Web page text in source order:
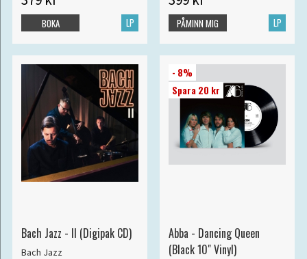
LP
BOKA LP
PÅMINN MIG
Bach Jazz - II (Digipak CD)
Bach Jazz
- 8%
Spara 20 kr
Abba - Dancing Queen
(Black 10" Vinyl)